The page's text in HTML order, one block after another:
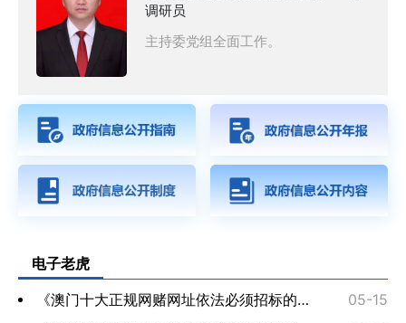
调研员
主持委党组全面工作。
电子老虎
《澳门十大正规网赌网址依法必须招标的工程建设项目招标人主体责任清单（试行）》电子老虎
05-15